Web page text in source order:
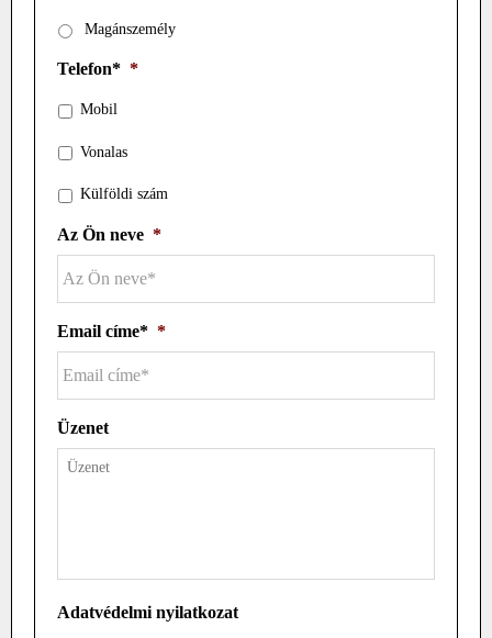
Magánszemély
Telefon* *
Mobil
Vonalas
Külföldi szám
Az Ön neve *
Email címe* *
Üzenet
Adatvédelmi nyilatkozat